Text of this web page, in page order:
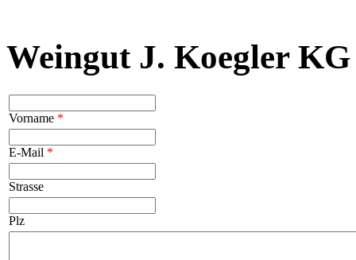
Weingut J. Koegler
Vorname *
E-Mail *
Strasse
Plz